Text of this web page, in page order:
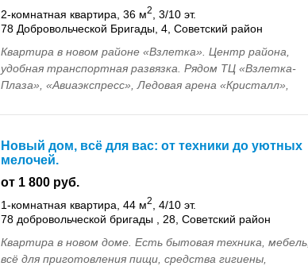
2-комнатная квартира, 36 м2
, 3/10 эт.
78 Добровольческой Бригады, 4, Советский район
Квартира в новом районе «Взлетка». Центр района,
удобная транспортная развязка. Рядом ТЦ «Взлетка-
Плаза», «Авиаэкспресс», Ледовая арена «Кристалл»,
джакузи...
Новый дом, всё для вас: от техники до уютных
мелочей.
от 1 800 руб.
1-комнатная квартира, 44 м2
, 4/10 эт.
78 добровольческой бригады , 28, Советский район
Квартира в новом доме. Есть бытовая техника, мебель,
всё для приготовления пищи, средства гигиены,